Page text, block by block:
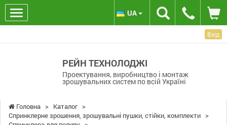
Вхід
РЕЙН ТЕХНОЛОДЖІ
Проектування, виробництво і монтаж
зрошувальних систем по всій Україні
UA
Головна > Каталог >
Спринклерне зрошення, зрошувальні пушки, стійки, комплекти >